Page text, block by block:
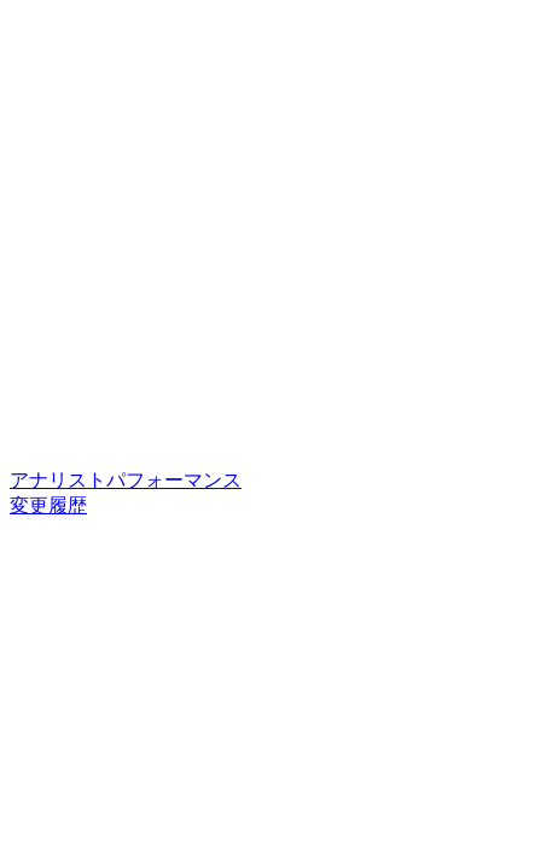
アナリストパフォーマンス
変更履歴